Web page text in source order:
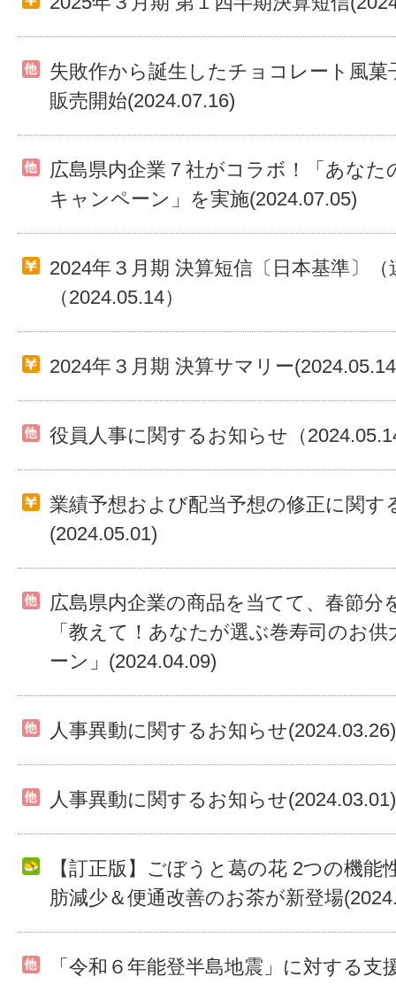
失敗作から誕生したチョコレート風菓
販売開始(2024.07.16)
広島県内企業７社がコラボ！「あなた
キャンペーン」を実施(2024.07.05)
2024年３月期 決算短信〔日本基準〕（
（2024.05.14）
2024年３月期 決算サマリー
役員人事に関するお知らせ（
業績予想および配当予想の修正に関す
(2024.05.01)
広島県内企業の商品を当てて、春節分
「教えて！あなたが選ぶ巻寿司のお
ーン」(2024.04.09)
人事異動に関するお知らせ(2024.03.26)
人事異動に関するお知らせ(2024.03.01)
【訂正版】ごぼうと葛の花 2つの機能
肪減少＆便通改善のお茶が新登場
「令和６年能登半島地震」に対する支